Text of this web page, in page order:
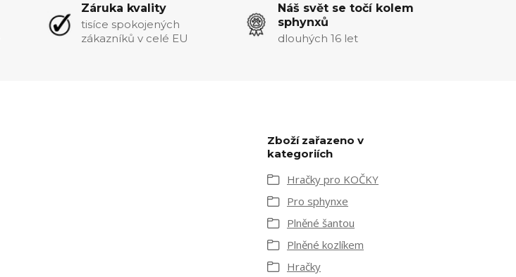
Záruka kvality
tisíce spokojených
zákazníků v celé EU
Náš svět se točí kolem
sphynxů
dlouhých 16 let
Zboží zařazeno v
kategoriích
Hračky pro KOČKY
Pro sphynxe
Plněné šantou
Plněné kozlíkem
Hračky